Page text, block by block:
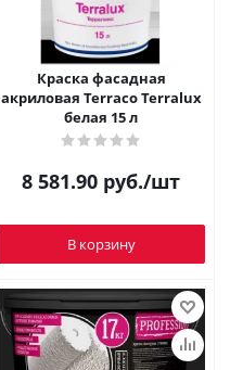
Краска фасадная
акриловая Terraco Terralux
белая 15 л
8 581.90 руб./шт
В корзину